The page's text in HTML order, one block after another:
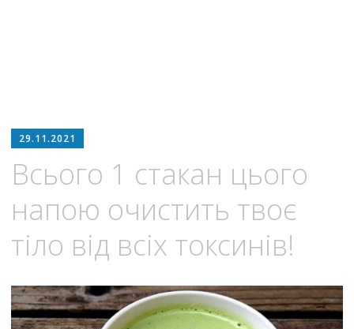
29.11.2021
Всього 1 стакан цього
напою очистить твоє
тіло від всіх токсинів!